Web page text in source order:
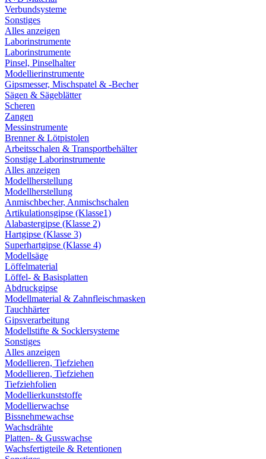
Verbundsysteme
Sonstiges
Alles anzeigen
Laborinstrumente
Laborinstrumente
Pinsel, Pinselhalter
Modellierinstrumente
Gipsmesser, Mischspatel & -Becher
Sägen & Sägeblätter
Scheren
Zangen
Messinstrumente
Brenner & Lötpistolen
Arbeitsschalen & Transportbehälter
Sonstige Laborinstrumente
Alles anzeigen
Modellherstellung
Modellherstellung
Anmischbecher, Anmischschalen
Artikulationsgipse (Klasse1)
Alabastergipse (Klasse 2)
Hartgipse (Klasse 3)
Superhartgipse (Klasse 4)
Modellsäge
Löffelmaterial
Löffel- & Basisplatten
Abdruckgipse
Modellmaterial & Zahnfleischmasken
Tauchhärter
Gipsverarbeitung
Modellstifte & Socklersysteme
Sonstiges
Alles anzeigen
Modellieren, Tiefziehen
Modellieren, Tiefziehen
Tiefziehfolien
Modellierkunststoffe
Modellierwachse
Bissnehmewachse
Wachsdrähte
Platten- & Gusswachse
Wachsfertigteile & Retentionen